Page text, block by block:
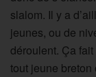
slalom. Il y a
jeunes, ou de
déroulent. Ça
tout jeune